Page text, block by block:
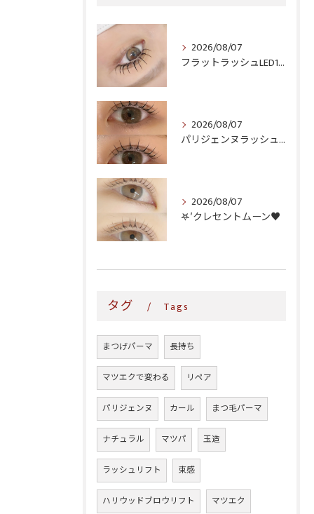
2026/08/07
フラットラッシュLED100本＆ヘルシー‎🤍
2026/08/07
パリジェンヌラッシュリフト♪
2026/08/07
𖤐′クレセントムーン♥️
タグ Tags
まつげパーマ 長持ち
マツエクで変わる リペア
パリジェンヌ カール まつ毛パーマ
ナチュラル マツパ 玉造
ラッシュリフト 束感
ハリウッドブロウリフト マツエク